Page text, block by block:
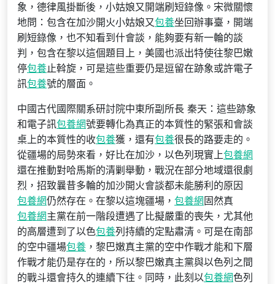
象，德律風掛斷後，小姑娘又開端刷短錄像。宋微關懷
地問：包含在加沙開火小姑娘又包養坐回辦事臺，開端
刷短錄像，也不知看到什會談，能夠要有新一輪的談
判，包含在黎以這個題目上，美國也派出特使往黎巴嫩
停包養止斡旋，可是這些重要仍是逗留在跡象或許電子
訊包養號的層面。
中國古代國際關系研討院中東所副所長 秦天：這些跡象
和電子訊包養網號要轉化為真正的本質性的緊張和會談
桌上的本質性的收包養獲，還有包養很長的路要走的。
從疆場的局勢來看，好比在加沙，以色列現實上包養網
還在推動對哈馬斯的清剿舉動，戰況在部分地域還很劇
烈，招致曩昔多輪的加沙開火會談都未能勝利的原因
包養網仍然存在。在黎以這塊疆場， 包養網 固然真
包養網主黨在前一階段遭遇了比擬嚴重的喪失，尤其他
的高層遭到了以色包養列持續的定點肅清。可是在南部
的空中疆場包養 ，黎巴嫩真主黨的空中作戰才能和下層
作戰才能仍是存在的，所以黎巴嫩真主黨與以色列之間
的戰斗還會持久的連續下往。同時，此刻以包養網色列